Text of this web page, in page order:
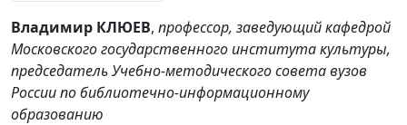
Владимир КЛЮЕВ, профессор, заведующий кафедрой
Московского государственного института культуры,
председатель Учебно-методического совета вузов
России по библиотечно-информационному
образованию